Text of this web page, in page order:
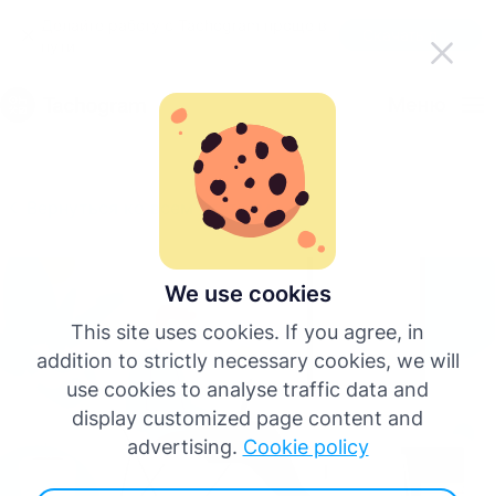
We use cookies
This site uses cookies. If you agree, in
addition to strictly necessary cookies, we will
use cookies to analyse traffic data and
display customized page content and
advertising. Cookie policy
Français
Italiano
Вернуться ко всем статьям